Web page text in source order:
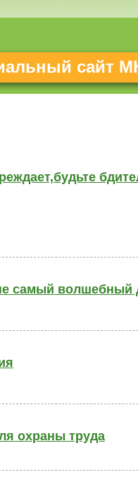
сайт
самый волшебный
охраны труда